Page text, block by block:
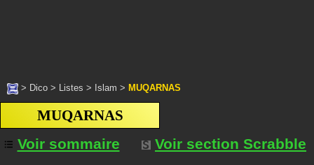
> Dico > Listes > Islam > MUQARNAS
MUQARNAS
Voir sommaire
Voir section Scrabble